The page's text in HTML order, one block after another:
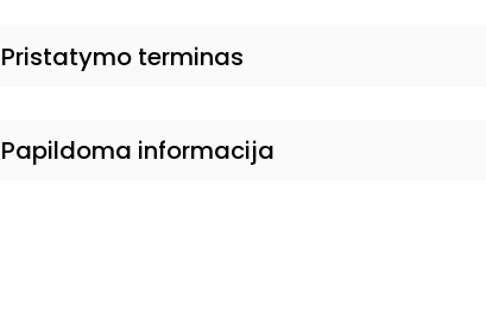
Pristatymo terminas
Papildoma informacija